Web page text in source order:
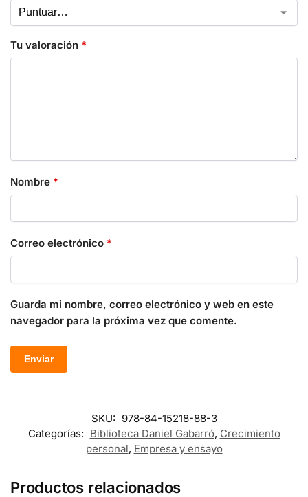
Tu valoración *
Nombre *
Correo electrónico *
Guarda mi nombre, correo electrónico y web en este
navegador para la próxima vez que comente.
SKU: 978-84-15218-88-3
Categorías: Biblioteca Daniel Gabarró, Crecimiento
personal, Empresa y ensayo
Productos relacionados